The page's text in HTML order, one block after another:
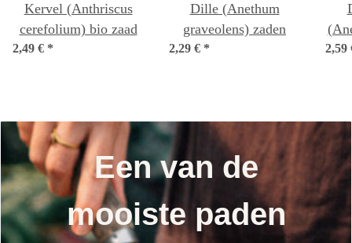
Kervel (Anthriscus
cerefolium) bio zaad
2,49 € *
Dille (Anethum
graveolens) zaden
2,29 € * 2,59
Een van de
mooiste paden